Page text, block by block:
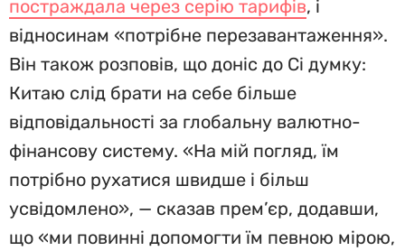
постраждала через серію тарифів, і
відносинам «потрібне перезавантаження».
Він також розповів, що доніс до Сі думку:
Китаю слід брати на себе більше
відповідальності за глобальну валютно-
фінансову систему. «На мій погляд, їм
потрібно рухатися швидше і більш
усвідомлено», — сказав прем’єр, додавши,
що «ми повинні допомогти їм певною мірою,